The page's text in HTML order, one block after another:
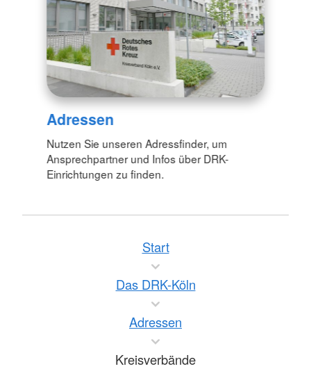
Adressen
Nutzen Sie unseren Adressfinder, um
Ansprechpartner und Infos über DRK-
Einrichtungen zu finden.
Start
Das DRK-Köln
Adressen
Kreisverbände